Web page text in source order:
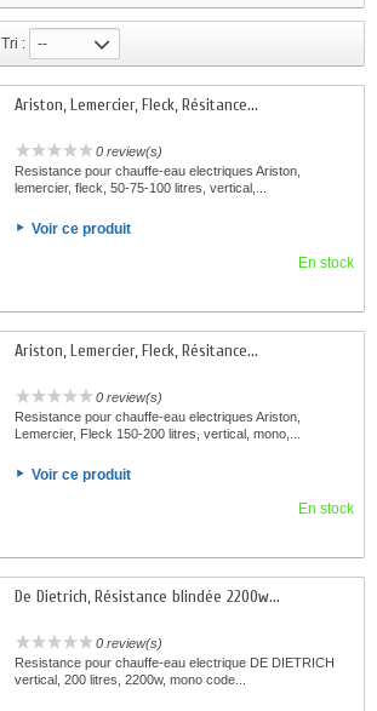
Tri : --
Ariston, Lemercier, Fleck, Résitance...
0 review(s)
Resistance pour chauffe-eau electriques Ariston,
lemercier, fleck, 50-75-100 litres, vertical,...
Voir ce produit
En stock
Ariston, Lemercier, Fleck, Résitance...
0 review(s)
Resistance pour chauffe-eau electriques Ariston,
Lemercier, Fleck 150-200 litres, vertical, mono,...
Voir ce produit
En stock
De Dietrich, Résistance blindée 2200w...
0 review(s)
Resistance pour chauffe-eau electrique DE DIETRICH
vertical, 200 litres, 2200w, mono code...